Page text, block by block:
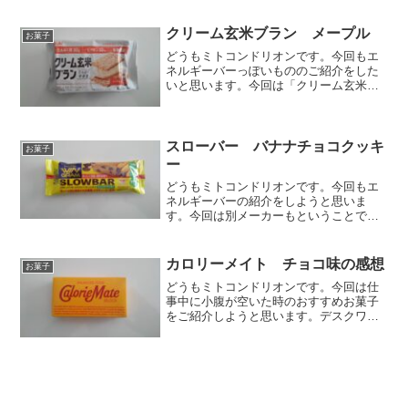
ご紹介します。原材料表示...
お菓子 クリーム玄米ブラン メープル
どうもミトコンドリオンです。今回もエ
ネルギーバーっぽいもののご紹介をした
いと思います。今回は「クリーム玄米ブ
の他）、大豆たん白、全卵、...
お菓子
スローバー バナナチョコクッキ
ー
どうもミトコンドリオンです。今回もエ
ネルギーバーの紹介をしようと思いま
す。今回は別メーカーもということで
売されているもので、砂糖と同じカロリ
ーですがゆっくり消化吸収され...
お菓子 カロリーメイト チョコ味の感想
どうもミトコンドリオンです。今回は仕
事中に小腹が空いた時のおすすめお菓子
をご紹介しようと思います。デスクワー